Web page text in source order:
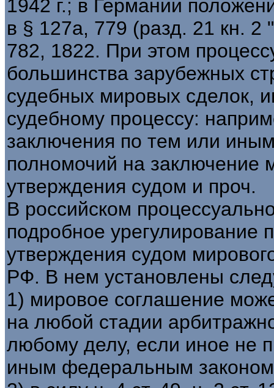
1942 г.; в Германии
в § 127а, 779 (разд. 21 кн. 2
782, 1822. При этом
большинства зарубежных
судебных мировых сделок,
судебному процессу:
заключения по тем или
полномочий на заключение
утверждения судом и проч.
В российском
подробное урегулирование
утверждения судом
РФ. В нем установлены
1) мировое соглашение
на любой стадии
любому делу, если иное не
иным федеральным законом